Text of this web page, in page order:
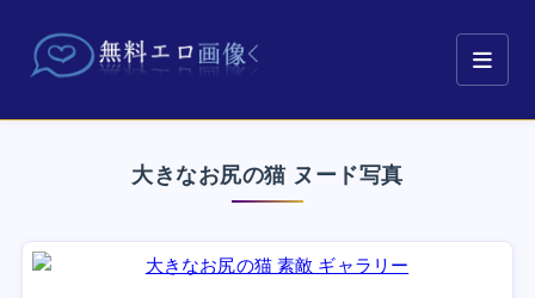
大きなお尻の猫 ヌード写真